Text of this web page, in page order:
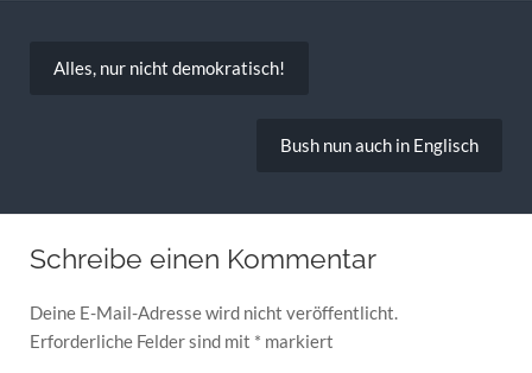
Alles, nur nicht demokratisch!
Bush nun auch in Englisch
Schreibe einen Kommentar
Deine E-Mail-Adresse wird nicht veröffentlicht.
Erforderliche Felder sind mit * markiert